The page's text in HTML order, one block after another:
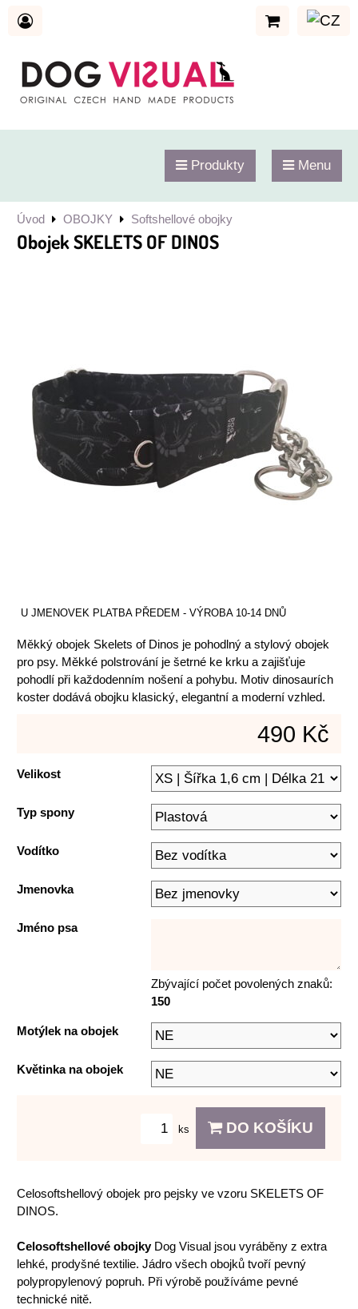
Produkty Menu
Úvod OBOJKY Softshellové obojky
Obojek SKELETS OF DINOS
U JMENOVEK PLATBA PŘEDEM - VÝROBA 10-14 DNŮ
Měkký obojek Skelets of Dinos je pohodlný a stylový obojek
pro psy. Měkké polstrování je šetrné ke krku a zajišťuje
pohodlí při každodenním nošení a pohybu. Motiv dinosaurích
koster dodává obojku klasický, elegantní a moderní vzhled.
490 Kč
Velikost
Typ spony
Vodítko
Jmenovka
Jméno psa
Zbývající počet povolených znaků:
150
Motýlek na obojek
Květinka na obojek
ks DO KOŠÍKU
Celosoftshellový obojek pro pejsky ve vzoru SKELETS OF
DINOS.
Celosoftshellové obojky Dog Visual jsou vyráběny z extra
lehké, prodyšné textilie. Jádro všech obojků tvoří pevný
polypropylenový popruh. Při výrobě používáme pevné
technické nitě.